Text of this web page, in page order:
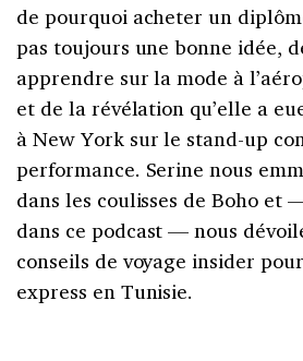
de pourquoi acheter un
pas toujours une bonne idée,
apprendre sur la mode à
et de la révélation qu’elle a
à New York sur le stand-up
performance. Serine nous
dans les coulisses de Boho et
dans ce podcast — nous
conseils de voyage insider
express en Tunisie.